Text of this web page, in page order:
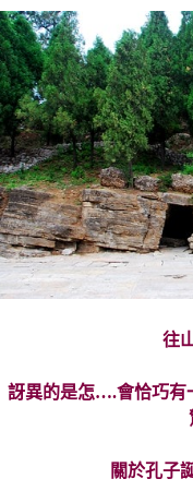
往
訝異的是怎….會恰巧有
關於孔子